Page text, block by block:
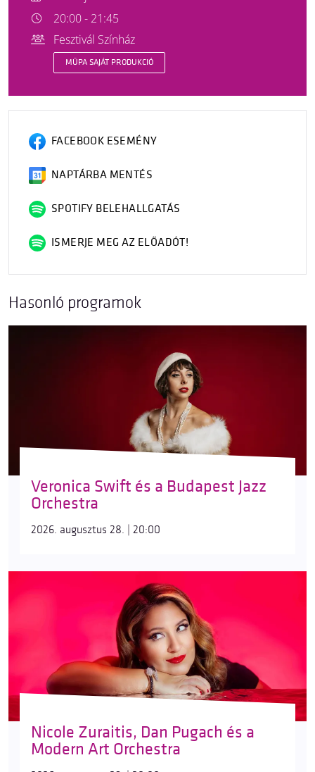
20:00 - 21:45
Fesztivál Színház
MÜPA SAJÁT PRODUKCIÓ
FACEBOOK ESEMÉNY
NAPTÁRBA MENTÉS
SPOTIFY BELEHALLGATÁS
ISMERJE MEG AZ ELŐADÓT!
Hasonló programok
Veronica Swift és a Budapest Jazz
Orchestra
2026. augusztus 28. | 20:00
Nicole Zuraitis, Dan Pugach és a
Modern Art Orchestra